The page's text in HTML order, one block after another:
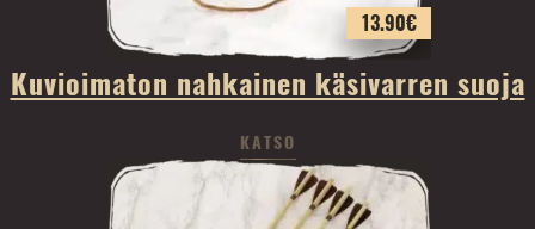
13.90€
Kuvioimaton nahkainen käsivarren suoja
KATSO